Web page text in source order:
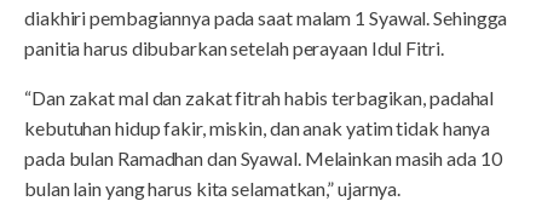
diakhiri pembagiannya pada saat malam 1 Syawal. Sehingga
panitia harus dibubarkan setelah perayaan Idul Fitri.
“Dan zakat mal dan zakat fitrah habis terbagikan, padahal
kebutuhan hidup fakir, miskin, dan anak yatim tidak hanya
pada bulan Ramadhan dan Syawal. Melainkan masih ada 10
bulan lain yang harus kita selamatkan,” ujarnya.